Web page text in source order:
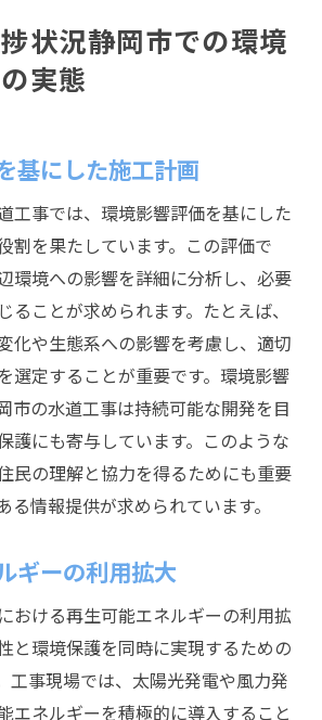
状況静岡市での環境
実態
基にした施工計画
工事では、環境影響評価を基にした
割を果たしています。この評価で
環境への影響を詳細に分析し、必要
ることが求められます。たとえば、
化や生態系への影響を考慮し、適切
選定することが重要です。環境影響
市の水道工事は持続可能な開発を目
護にも寄与しています。このような
民の理解と協力を得るためにも重要
る情報提供が求められています。
ギーの利用拡大
おける再生可能エネルギーの利用拡
と環境保護を同時に実現するための
工事現場では、太陽光発電や風力発
エネルギーを積極的に導入すること